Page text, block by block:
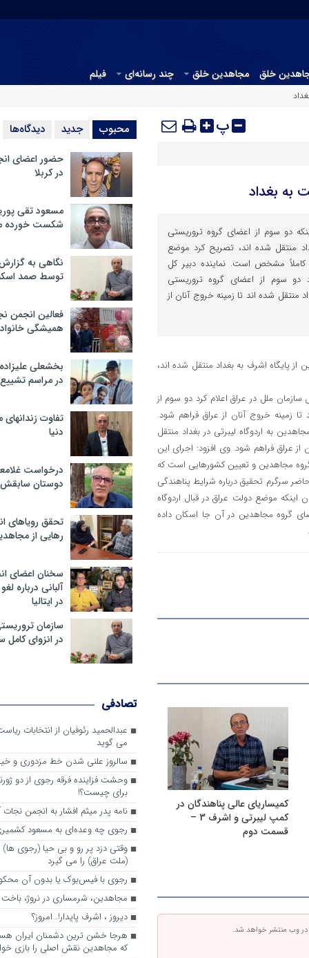
خلق مجاهدین خلق چند رسانه‌ای فیلم
پ
به بغداد
دو سوم از اعضای گروه تروریستی
منتقل شده اند، تصریح کرد موضع
کاملاً مشخص است. نماینده دبیر کل
دو سوم از اعضای گروه تروریستی
منتقل شده اند تا زمینه خروج آنان از
پایگاه اشرف به بغداد منتقل شده اند،
سازمان ملل در عراق اعلام کرد دو سوم از
زمینه خروج آنان از عراق فراهم شود.
به اردوگاه لیبرتی در بغداد منتقل
عراق فراهم شود. وی افزود: اجرای این
گروه مجاهدین و تعیین کشورهایی است که
سرگرم تحقیق درباره شرایط پناهندگی
موضع دولت عراق در قبال اردوگاه
گروه مجاهدین در آن جا اسکان داده
کمیساریای عالی پناهندگان در
کمپ لیبرتی و اشرف 3 –
قسمت دوم
در وب منتشر خواهد شد.
محبوب جدید دیدگاه‌ها
حضور اعضای
در کربلا
مسعود تقی
شکست خورده
نگاهی به
توسط صمد
فعالین انجمن
همیشگی
بخشعلی
در مراسم
تفاوت
دنیا
درخواست
دوستان
تحقق رویاهای
رهایی از
سخنان اعضای
آلبانی درباره
در ایتالیا
سازمان
در انزوای
تصادفی
عبدالحمید رئوفیان از انتخابات
می گوید
سالروز علنی شدن خط مزدوری و
وحشت فزاینده فرقه رجوی از دو
برای چیست؟!
نامه پدر میثم افشار به انجمن نجات
رجوی چه وعده‌ای به مسعود
وقتی دزد پر رو و بی حیا (رجوی ها)
(ملت عراق) را می گیرد
رجوی با فیس‌بوک یا بدون آن
مجاهدین، شرم‎ساری در نروژ، باخت در فرانسه
ديروز ، اشرف پايدار!…امروز؟
که مجاهدین نقش اصلی را بازی